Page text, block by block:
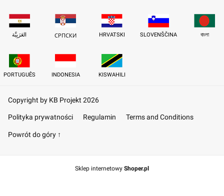
العَرَبِيَّة СРПСКИ HRVATSKI SLOVENŠČINA বাংলা
PORTUGUÊS INDONESIA KISWAHILI
Copyright by KB Projekt 2026
Polityka prywatności Regulamin Terms and Conditions
Powrót do góry ↑
Sklep internetowy Shoper.pl